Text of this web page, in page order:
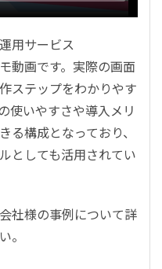
用サービス
動画です。実際の画面
ステップをわかりやす
使いやすさや導入メリ
る構成となっており、
としても活用されてい
社様の事例について詳
。